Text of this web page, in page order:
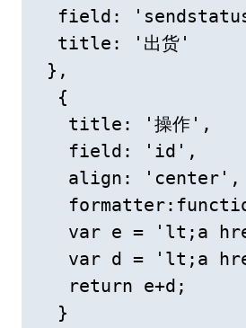
field:
  title: '出货'
},
  {
   title: '操作',
   field: 'id',
   align: 'center',
var e = 'lt;a
var d = 'lt;a
   return e+d;
  }